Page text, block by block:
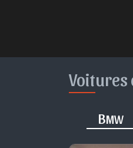
Voitures
BMW